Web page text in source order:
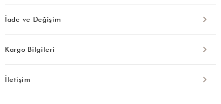
İade ve Değişim
Kargo Bilgileri
İletişim